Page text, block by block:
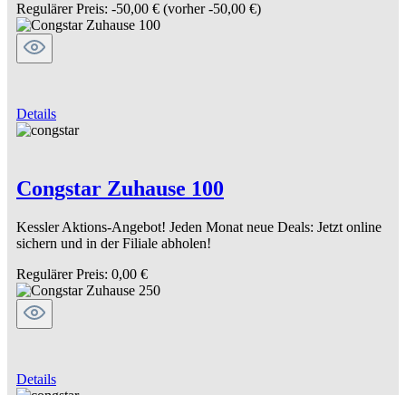
Regulärer Preis: -50,00 € (vorher -50,00 €)
Details
Congstar Zuhause 100
Kessler Aktions-Angebot! Jeden Monat neue Deals: Jetzt online
sichern und in der Filiale abholen!
Regulärer Preis: 0,00 €
Details